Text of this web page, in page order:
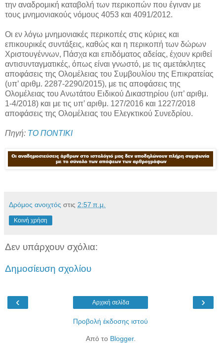
την αναδρομική καταβολή των περικοπών που έγιναν με
τους μνημονιακούς νόμους 4053 και 4091/2012.
Οι εν λόγω μνημονιακές περικοπές στις κύριες και
επικουρικές συντάξεις, καθώς και η περικοπή των δώρων
Χριστουγέννων, Πάσχα και επιδόματος αδείας, έχουν κριθεί
αντισυνταγματικές, όπως είναι γνωστό, με τις αμετάκλητες
αποφάσεις της Ολομέλειας του Συμβουλίου της Επικρατείας
(υπ’ αριθμ. 2287-2290/2015), με τις αποφάσεις της
Ολομέλειας του Ανωτάτου Ειδικού Δικαστηρίου (υπ’ αριθμ.
1-4/2018) και με τις υπ’ αριθμ. 127/2016 και 1227/2018
αποφάσεις της Ολομέλειας του Ελεγκτικού Συνεδρίου.
Πηγή: ΤΟ ΠΟΝΤΙΚΙ
Δρόμος ανοιχτός στις 2:57 π.μ.
Κοινή χρήση
Δεν υπάρχουν σχόλια:
Δημοσίευση σχολίου
‹ ›
Αρχική σελίδα
Προβολή έκδοσης ιστού
Από το Blogger.